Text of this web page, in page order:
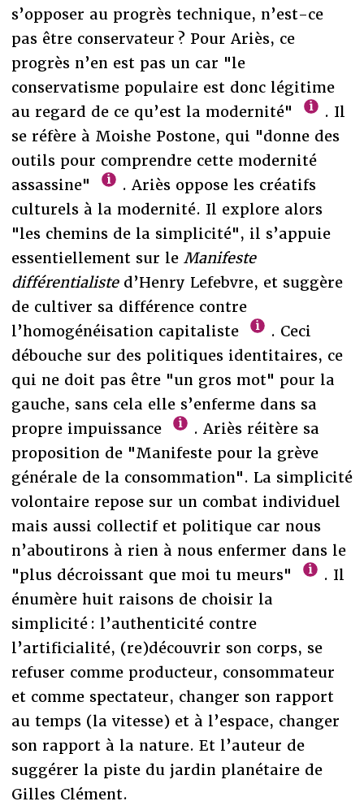
s’opposer au progrès technique, n’est-ce
pas être conservateur ? Pour Ariès, ce
progrès n’en est pas un car "le
conservatisme populaire est donc légitime
au regard de ce qu’est la modernité"
. Il
se réfère à Moishe Postone, qui "donne des
outils pour comprendre cette modernité
assassine"
. Ariès oppose les créatifs
culturels à la modernité. Il explore alors
"les chemins de la simplicité", il s’appuie
essentiellement sur le Manifeste
différentialisted’Henry Lefebvre, et suggère
de cultiver sa différence contre
l’homogénéisation capitaliste
. Ceci
débouche sur des politiques identitaires, ce
qui ne doit pas être "un gros mot" pour la
gauche, sans cela elle s’enferme dans sa
propre impuissance
. Ariès réitère sa
proposition de "Manifeste pour la grève
générale de la consommation". La simplicité
volontaire repose sur un combat individuel
mais aussi collectif et politique car nous
n’aboutirons à rien à nous enfermer dans le
"plus décroissant que moi tu meurs"
. Il
énumère huit raisons de choisir la
simplicité : l’authenticité contre
l’artificialité, (re)découvrir son corps, se
refuser comme producteur, consommateur
et comme spectateur, changer son rapport
au temps (la vitesse) et à l’espace, changer
son rapport à la nature. Et l’auteur de
suggérer la piste du jardin planétaire de
Gilles Clément.